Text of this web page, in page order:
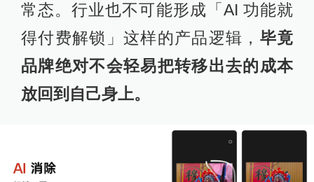
常态。行业也不可能形成「AI 功能就
得付费解锁」这样的产品逻辑， 毕竟
品牌绝对不会轻易把转移出去的成本
放回到自己身上。